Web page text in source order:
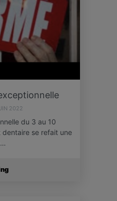
2022
du 3 au 10
dentaire se refait une